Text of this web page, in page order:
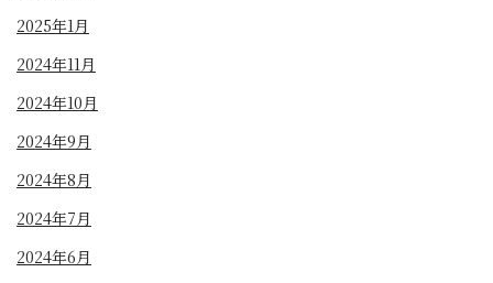
2025年1月
2024年11月
2024年10月
2024年9月
2024年8月
2024年7月
2024年6月